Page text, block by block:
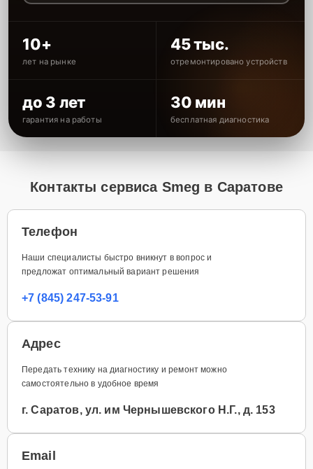
10+
лет на рынке
45 тыс.
отремонтировано устройств
до 3 лет
гарантия на работы
30 мин
бесплатная диагностика
Контакты сервиса Smeg в Саратове
Телефон
Наши специалисты быстро вникнут в вопрос и
предложат оптимальный вариант решения
+7 (845) 247-53-91
Адрес
Передать технику на диагностику и ремонт можно
самостоятельно в удобное время
г. Саратов, ул. им Чернышевского Н.Г., д. 153
Email